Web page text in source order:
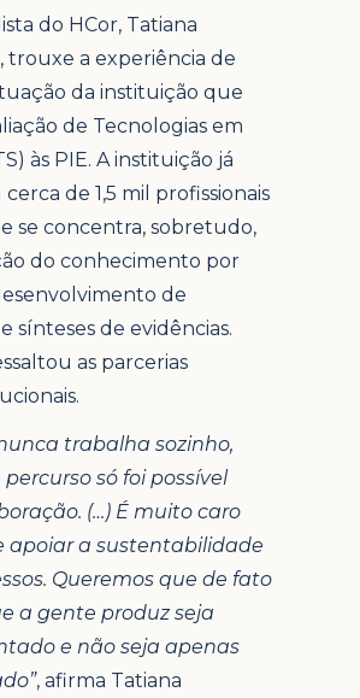
do HCor, Tatiana
trouxe a experiência de
da instituição que
de Tecnologias em
às PIE. A instituição já
de 1,5 mil profissionais
se concentra, sobretudo,
do conhecimento por
de
sínteses de evidências.
as parcerias
trabalha sozinho,
percurso só foi possível
(…) É muito caro
apoiar a sustentabilidade
Queremos que de fato
a gente produz seja
e não seja apenas
, afirma Tatiana